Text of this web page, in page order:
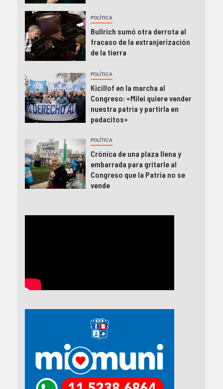
POLÍTICA
Bullrich sumó otra derrota al
fracaso de la extranjerización
de la tierra
POLÍTICA
Kicillof en la marcha al
Congreso: «Milei quiere vender
nuestra patria y partirla en
pedacitos»
POLÍTICA
Crónica de una plaza llena y
embarrada para gritarle al
Congreso que la Patria no se
vende